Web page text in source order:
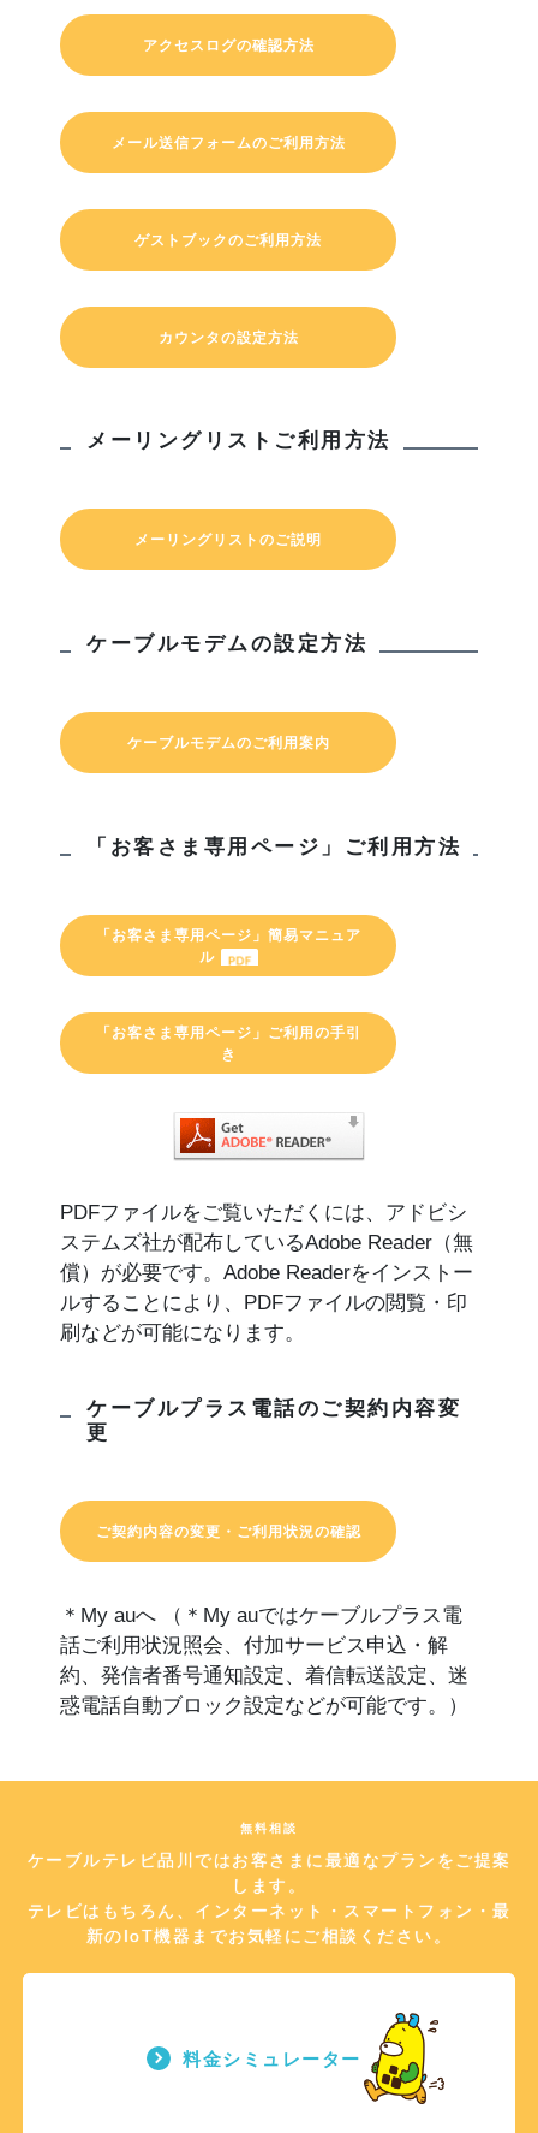
アクセスログの確認方法
メール送信フォームのご利用方法
ゲストブックのご利用方法
カウンタの設定方法
メーリングリストご利用方法
メーリングリストのご説明
ケーブルモデムの設定方法
ケーブルモデムのご利用案内
「お客さま専用ページ」ご利用方法
「お客さま専用ページ」簡易マニュア
ル
「お客さま専用ページ」ご利用の手引
き
PDFファイルをご覧いただくには、アドビシ
ステムズ社が配布しているAdobe Reader（無
償）が必要です。Adobe Readerをインストー
ルすることにより、PDFファイルの閲覧・印
刷などが可能になります。
ケーブルプラス電話のご契約内容変
更
ご契約内容の変更・ご利用状況の確認
＊My auへ （＊My auではケーブルプラス電
話ご利用状況照会、付加サービス申込・解
約、発信者番号通知設定、着信転送設定、迷
惑電話自動ブロック設定などが可能です。）
無料相談
ケーブルテレビ品川ではお客さまに最適なプランをご提案
します。
テレビはもちろん、インターネット・スマートフォン・最
新のIoT機器までお気軽にご相談ください。
料金シミュレーター